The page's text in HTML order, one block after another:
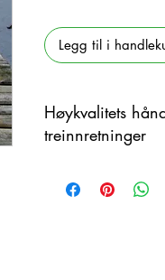
Legg til i
Høykvalitets
treinnretninger
materiale med